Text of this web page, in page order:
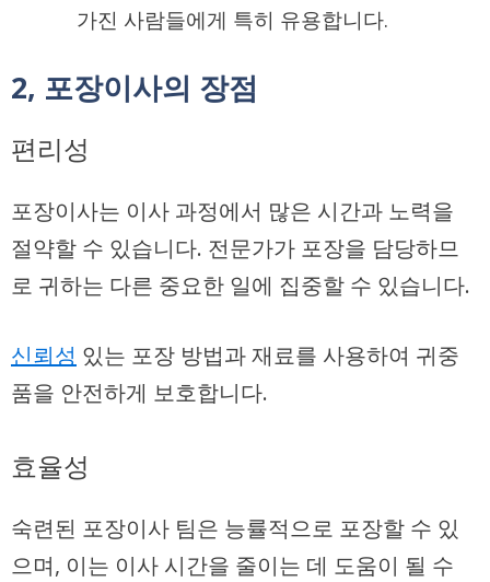
가진 사람들에게 특히 유용합니다.
2, 포장이사의 장점
편리성
포장이사는 이사 과정에서 많은 시간과 노력을
절약할 수 있습니다. 전문가가 포장을 담당하므
로 귀하는 다른 중요한 일에 집중할 수 있습니다.
신뢰성 있는 포장 방법과 재료를 사용하여 귀중
품을 안전하게 보호합니다.
효율성
숙련된 포장이사 팀은 능률적으로 포장할 수 있
으며, 이는 이사 시간을 줄이는 데 도움이 될 수